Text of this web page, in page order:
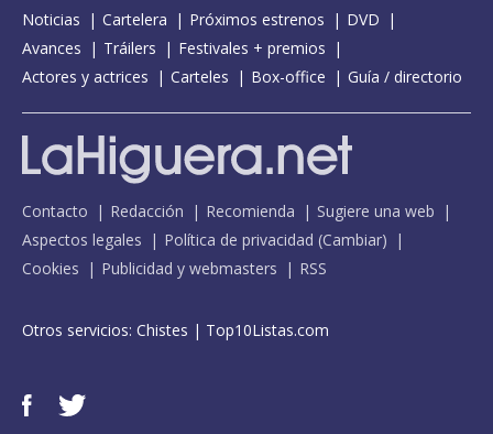
Noticias Cartelera Próximos estrenos
DVD
Avances
Tráilers
Festivales + premios
Actores y actrices
Carteles Box-office Guía / directorio
Contacto Redacción Recomienda
Sugiere una web
Aspectos legales
Política de privacidad (Cambiar)
Cookies
Publicidad y webmasters RSS
Otros servicios: Chistes | Top10Listas.com